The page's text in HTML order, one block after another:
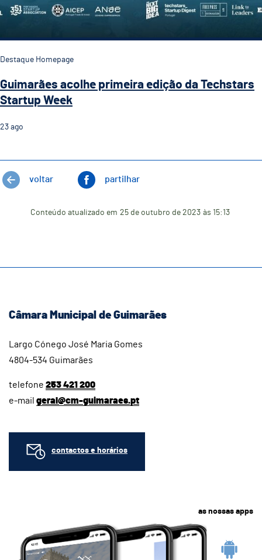
Destaque Homepage
Guimarães acolhe primeira edição da Techstars
Startup Week
23 ago
voltar partilhar
Conteúdo atualizado em 25 de outubro de 2023 às 15:13
Câmara Municipal de Guimarães
Largo Cónego José Maria Gomes
4804-534 Guimarães
telefone 253 421 200
e-mail geral@cm-guimaraes.pt
contactos e horários
as nossas apps